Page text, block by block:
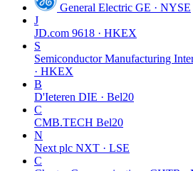
General Electric GE · NYSE
J
JD.com 9618 · HKEX
S
Semiconductor Manufacturing
· HKEX
B
D'Ieteren DIE · Bel20
C
CMB.TECH Bel20
N
Next plc NXT · LSE
C